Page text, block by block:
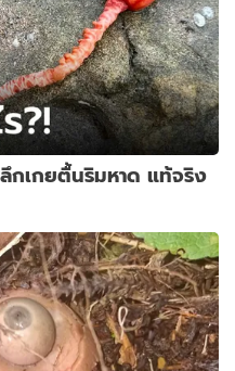
กเกยตื้นริมหาด แท้จริง